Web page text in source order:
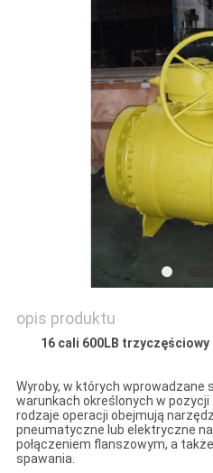
WYCENĘ
SITEMAP
PRIVACY
opis produktu
16 cali 600LB
Wyroby, w których wprowadzane
warunkach określonych w pozycji
rodzaje operacji obejmują
pneumatyczne lub elektryczne
połączeniem flanszowym, a
spawania.